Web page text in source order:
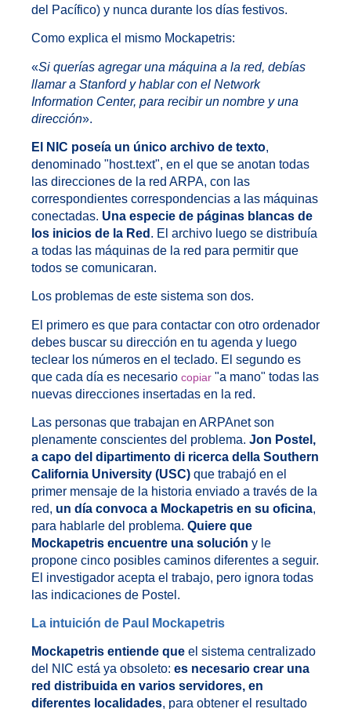
del Pacífico) y nunca durante los días festivos.
Como explica el mismo Mockapetris:
«Si querías agregar una máquina a la red, debías
llamar a Stanford y hablar con el Network
Information Center, para recibir un nombre y una
dirección».
El NIC poseía un único archivo de texto,
denominado "host.text", en el que se anotan todas
las direcciones de la red ARPA, con las
correspondientes correspondencias a las máquinas
conectadas. Una especie de páginas blancas de
los inicios de la Red . El archivo luego se distribuía
a todas las máquinas de la red para permitir que
todos se comunicaran.
Los problemas de este sistema son dos.
El primero es que para contactar con otro ordenador
debes buscar su dirección en tu agenda y luego
teclear los números en el teclado. El segundo es
que cada día es necesario copiar "a mano" todas las
nuevas direcciones insertadas en la red.
Las personas que trabajan en ARPAnet son
plenamente conscientes del problema. Jon Postel,
a capo del dipartimento di ricerca della Southern
California University (USC) que trabajó en el
primer mensaje de la historia enviado a través de la
red, un día convoca a Mockapetris en su oficina,
para hablarle del problema. Quiere que
Mockapetris encuentre una solución y le
propone cinco posibles caminos diferentes a seguir.
El investigador acepta el trabajo, pero ignora todas
las indicaciones de Postel.
La intuición de Paul Mockapetris
Mockapetris entiende que el sistema centralizado
del NIC está ya obsoleto: es necesario crear una
red distribuida en varios servidores, en
diferentes localidades, para obtener el resultado